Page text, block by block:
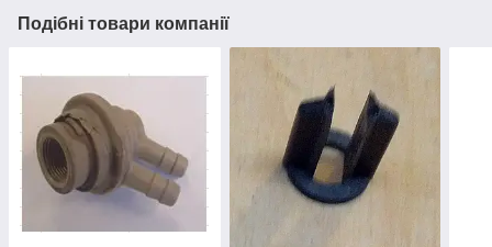
Подібні товари компанії